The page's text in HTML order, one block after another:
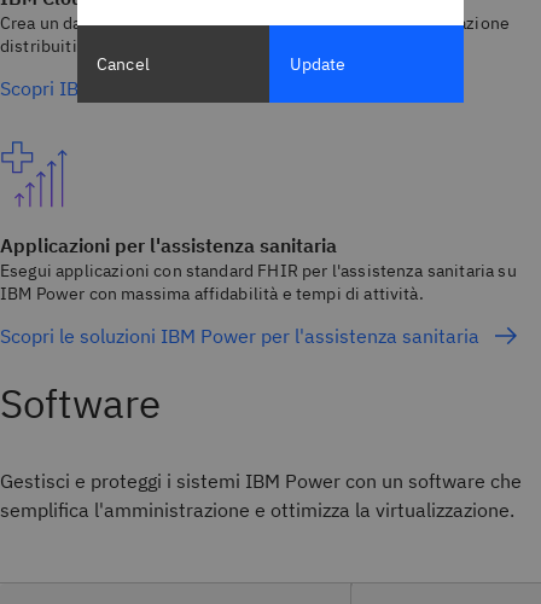
Crea un data fabric in grado di collegare i dati a bassa integrazione
distribuiti in un ambiente di cloud ibrido.
Scopri IBM Cloud Pak for Data
Applicazioni per l'assistenza sanitaria
Esegui applicazioni con standard FHIR per l'assistenza sanitaria su
IBM Power con massima affidabilità e tempi di attività.
Scopri le soluzioni IBM Power per l'assistenza sanitaria
Software
Gestisci e proteggi i sistemi IBM Power con un software che
semplifica l'amministrazione e ottimizza la virtualizzazione.
Cancel Update